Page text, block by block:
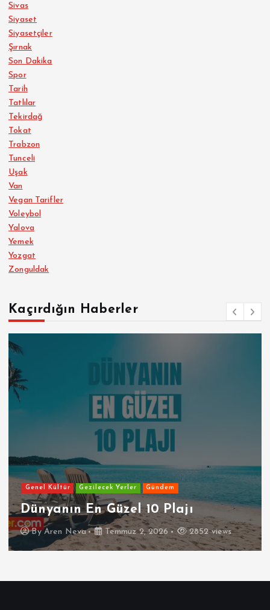
Sivas
Siyaset
Siyasetçiler
Şırnak
Son Dakika
Spor
Tarih
Tatlılar
Tekirdağ
Tokat
Trabzon
Tunceli
Uşak
Van
Vegan Tarifler
Voleybol
Yalova
Yemek
Yozgat
Zonguldak
Kaçırdığın Haberler
Genel Kültür Gezilecek Yerler Gündem
Dünyanın En Güzel 10 Plajı
ByAren Neva Temmuz 2, 2026 2852 views